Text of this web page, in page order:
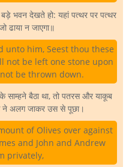
भवन देखते हो: यहां पत्थर पर पत्थर
ढाया न जाएगा॥
unto him, Seest thou these
not be left one stone upon
be thrown down.
बैठा था, तो पतरस और याकूब
ने अलग जाकर उस से पूछा।
of Olives over against
and John and Andrew
privately,